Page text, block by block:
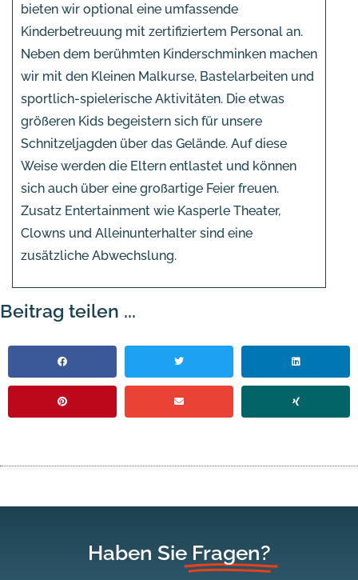
bieten wir optional eine umfassende
Kinderbetreuung mit zertifiziertem Personal an.
Neben dem berühmten Kinderschminken machen
wir mit den Kleinen Malkurse, Bastelarbeiten und
sportlich-spielerische Aktivitäten. Die etwas
größeren Kids begeistern sich für unsere
Schnitzeljagden über das Gelände. Auf diese
Weise werden die Eltern entlastet und können
sich auch über eine großartige Feier freuen.
Zusatz Entertainment wie Kasperle Theater,
Clowns und Alleinunterhalter sind eine
zusätzliche Abwechslung.
Beitrag teilen ...
Haben Sie Fragen?